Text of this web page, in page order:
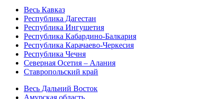
Весь Кавказ
Республика Дагестан
Республика Ингушетия
Республика Кабардино-Балкария
Республика Карачаево-Черкесия
Республика Чечня
Северная Осетия – Алания
Ставропольский край
Весь Дальний Восток
Амурская область